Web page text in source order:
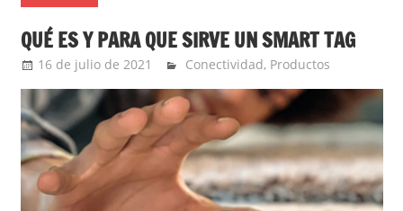
QUÉ ES Y PARA QUE SIRVE UN SMART TAG
16 de julio de 2021 Ernesto Herrera
Conectividad, Productos